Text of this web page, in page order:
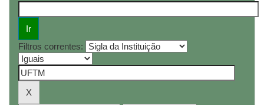
Filtros correntes: